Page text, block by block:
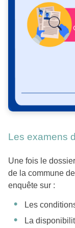
Les examens
Une fois le
de la commune
enquête sur :
Les
La